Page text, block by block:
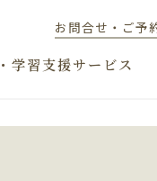
お問合せ・ご予
学習支援サービス